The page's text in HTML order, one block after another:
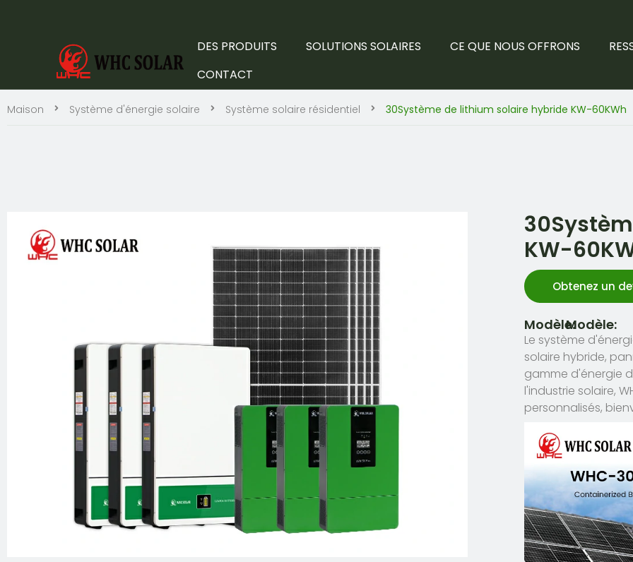
DES PRODUITS SOLUTIONS SOLAIRES CE QUE NOUS OFFRONS
CONTACT
Maison Système d'énergie solaire Système solaire résidentiel 30Système de lithium solaire hybride KW-60KWh
KW-
Obtenez un
Modèle:Modèle:
Le système
solaire hybride,
gamme d'énergie
l'industrie solaire,
personnalisés,